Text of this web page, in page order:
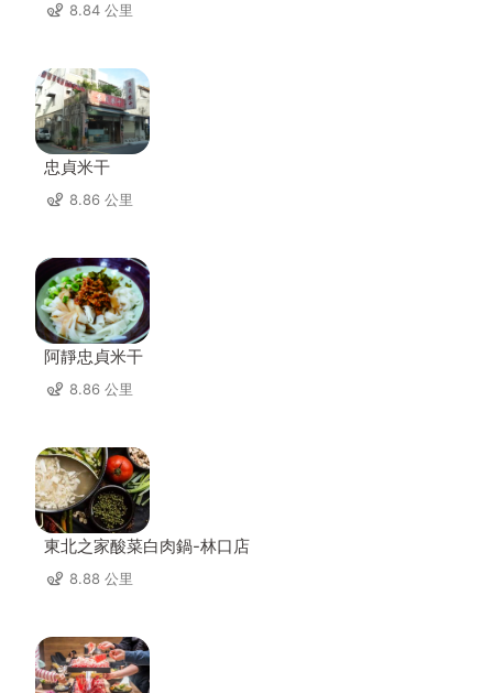
8.84 公里
忠貞米干
8.86 公里
阿靜忠貞米干
8.86 公里
東北之家酸菜白肉鍋-林口店
8.88 公里